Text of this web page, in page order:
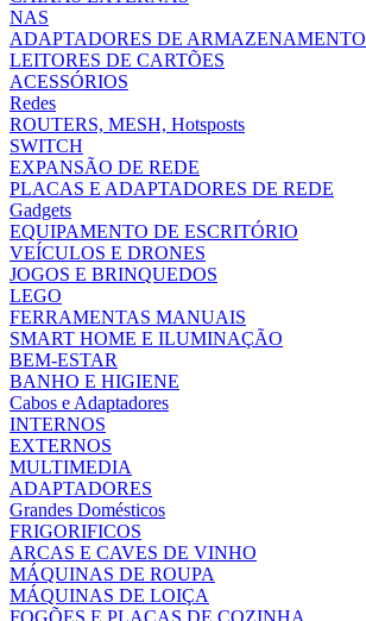
NAS
ADAPTADORES DE ARMAZENAMENTO
LEITORES DE CARTÕES
ACESSÓRIOS
Redes
ROUTERS, MESH, Hotsposts
SWITCH
EXPANSÃO DE REDE
PLACAS E ADAPTADORES DE REDE
Gadgets
EQUIPAMENTO DE ESCRITÓRIO
VEÍCULOS E DRONES
JOGOS E BRINQUEDOS
LEGO
FERRAMENTAS MANUAIS
SMART HOME E ILUMINAÇÃO
BEM-ESTAR
BANHO E HIGIENE
Cabos e Adaptadores
INTERNOS
EXTERNOS
MULTIMEDIA
ADAPTADORES
Grandes Domésticos
FRIGORIFICOS
ARCAS E CAVES DE VINHO
MÁQUINAS DE ROUPA
MÁQUINAS DE LOIÇA